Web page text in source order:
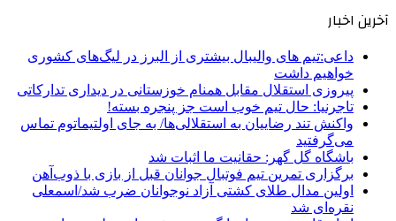
آخرین اخبار
داعی:تیم های والیبال بیشتری از البرز در لیگ‌های کشوری
خواهیم داشت
پیروزی استقلال مقابل همنام خوزستانی در دیداری تدارکاتی
تاجرنیا: حال تیم خوب است جز پنجره بسته!
واکنش تند رضاییان به استقلالی‌ها/ به جای اولتیماتوم تماس
می‌گرفتید
باشگاه گل گهر: حقانیت ما اثبات شد
برگزاری تمرین تیم فوتبال جوانان قبل از بازی با ذوب‌آهن
اولین مدال طلای کشتی آزاد نوجوانان ضرب شد/اسمعلی
نقره‌ای شد